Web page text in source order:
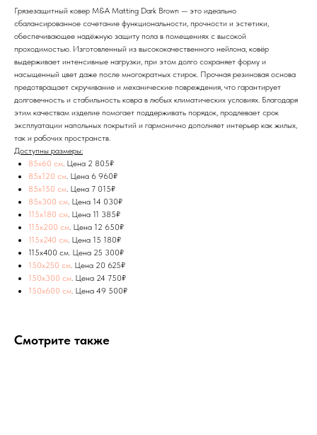
Грязезащитный ковер M&A Matting Dark Brown — это идеально
сбалансированное сочетание функциональности, прочности и эстетики,
обеспечивающее надёжную защиту пола в помещениях с высокой
проходимостью. Изготовленный из высококачественного нейлона, ковёр
выдерживает интенсивные нагрузки, при этом долго сохраняет форму и
насыщенный цвет даже после многократных стирок. Прочная резиновая основа
предотвращает скручивание и механические повреждения, что гарантирует
долговечность и стабильность ковра в любых климатических условиях. Благодаря
этим качествам изделие помогает поддерживать порядок, продлевает срок
эксплуатации напольных покрытий и гармонично дополняет интерьер как жилых,
так и рабочих пространств.
Доступны размеры:
85x60 см. Цена 2 805₽
85х120 см. Цена 6 960₽
85х150 см. Цена 7 015₽
85х300 см. Цена 14 030₽
115x180 см. Цена 11 385₽
115x200 см. Цена 12 650₽
115x240 см. Цена 15 180₽
115x400 см. Цена 25 300₽
150х250 см. Цена 20 625₽
150х300 см. Цена 24 750₽
150х600 см. Цена 49 500₽
Смотрите также